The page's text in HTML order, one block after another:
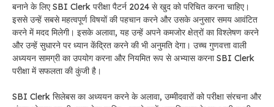
बनाने के लिए SBI Clerk परीक्षा पैटर्न 2024 से खुद को परिचित करना चाहिए।
इससे उन्हें सबसे महत्वपूर्ण विषयों की पहचान करने और उसके अनुसार समय आवंटित
करने में मदद मिलेगी। इसके अलावा, यह उन्हें अपने कमजोर क्षेत्रों का विश्लेषण करने
और उन्हें सुधारने पर ध्यान केंद्रित करने की भी अनुमति देगा। उच्च गुणवत्ता वाली
अध्ययन सामग्री का उपयोग करना और नियमित रूप से अभ्यास करना SBI Clerk
परीक्षा में सफलता की कुंजी है।
SBI Clerk सिलेबस का अध्ययन करने के अलावा, उम्मीदवारों को परीक्षा संरचना और